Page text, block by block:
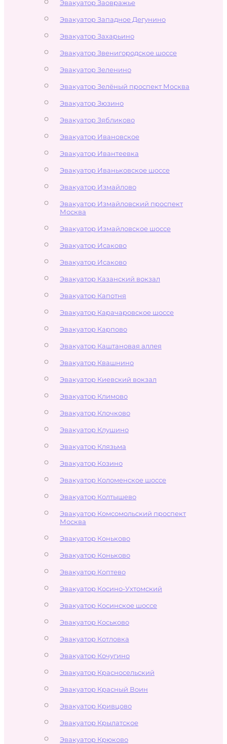
Эвакуатор Заовражье
Эвакуатор Западное Дегунино
Эвакуатор Захарьино
Эвакуатор Звенигородское шоссе
Эвакуатор Зеленино
Эвакуатор Зелёный проспект Москва
Эвакуатор Зюзино
Эвакуатор Зябликово
Эвакуатор Ивановское
Эвакуатор Ивантеевка
Эвакуатор Иваньковское шоссе
Эвакуатор Измайлово
Эвакуатор Измайловский проспект
Москва
Эвакуатор Измайловское шоссе
Эвакуатор Исаково
Эвакуатор Исаково
Эвакуатор Казанский вокзал
Эвакуатор Капотня
Эвакуатор Карачаровское шоссе
Эвакуатор Карпово
Эвакуатор Каштановая аллея
Эвакуатор Квашнино
Эвакуатор Киевский вокзал
Эвакуатор Климово
Эвакуатор Клочково
Эвакуатор Клушино
Эвакуатор Клязьма
Эвакуатор Козино
Эвакуатор Коломенское шоссе
Эвакуатор Колтышево
Эвакуатор Комсомольский проспект
Москва
Эвакуатор Коньково
Эвакуатор Коньково
Эвакуатор Коптево
Эвакуатор Косино-Ухтомский
Эвакуатор Косинское шоссе
Эвакуатор Коськово
Эвакуатор Котловка
Эвакуатор Кочугино
Эвакуатор Красносельский
Эвакуатор Красный Воин
Эвакуатор Кривцово
Эвакуатор Крылатское
Эвакуатор Крюково